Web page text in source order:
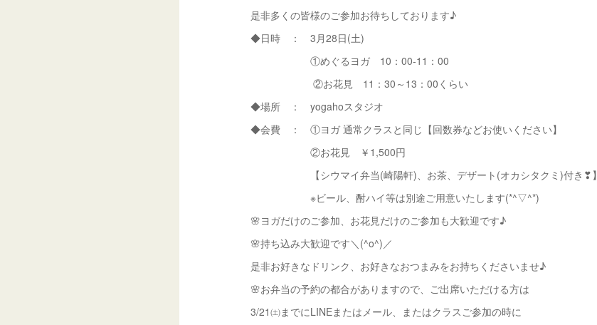
是非多くの皆様のご参加お待ちしております♪
◆日時 ： 3月28日(土)
①めぐるヨガ 10：00‐11：00
②お花見 11：30～13：00くらい
◆場所 ： yogahoスタジオ
◆会費 ： ①ヨガ 通常クラスと同じ【回数券などお使いください】
②お花見 ￥1,500円
【シウマイ弁当(崎陽軒)、お茶、デザート(オカシタクミ)付き❣】
※ビール、酎ハイ等は別途ご用意いたします(*^▽^*)
🌸ヨガだけのご参加、お花見だけのご参加も大歓迎です♪
🌸持ち込み大歓迎です＼(^o^)／
是非お好きなドリンク、お好きなおつまみをお持ちくださいませ♪
🌸お弁当の予約の都合がありますので、ご出席いただける方は
3/21㈯までにLINEまたはメール、またはクラスご参加の時に